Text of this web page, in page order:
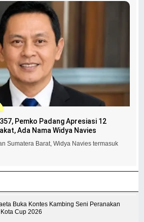
Pemko Padang Apresiasi 12
Ada Nama Widya Navies
Sumatera Barat, Widya Navies termasuk
Buka Kontes Kambing Seni Peranakan
Cup 2026